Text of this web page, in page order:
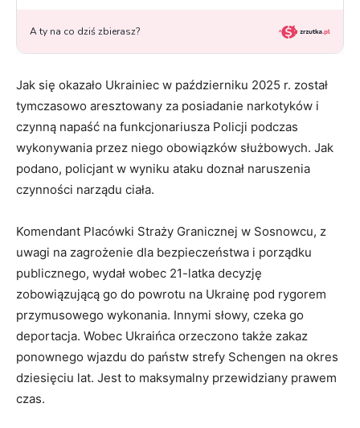
Jak się okazało Ukrainiec w październiku 2025 r. został
tymczasowo aresztowany za posiadanie narkotyków i
czynną napaść na funkcjonariusza Policji podczas
wykonywania przez niego obowiązków służbowych. Jak
podano, policjant w wyniku ataku doznał naruszenia
czynności narządu ciała.
Komendant Placówki Straży Granicznej w Sosnowcu, z
uwagi na zagrożenie dla bezpieczeństwa i porządku
publicznego, wydał wobec 21-latka decyzję
zobowiązującą go do powrotu na Ukrainę pod rygorem
przymusowego wykonania. Innymi słowy, czeka go
deportacja. Wobec Ukraińca orzeczono także zakaz
ponownego wjazdu do państw strefy Schengen na okres
dziesięciu lat. Jest to maksymalny przewidziany prawem
czas.